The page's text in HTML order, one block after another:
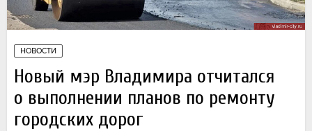
НОВОСТИ
Новый мэр Владимира отчитался
о выполнении планов по ремонту
городских дорог